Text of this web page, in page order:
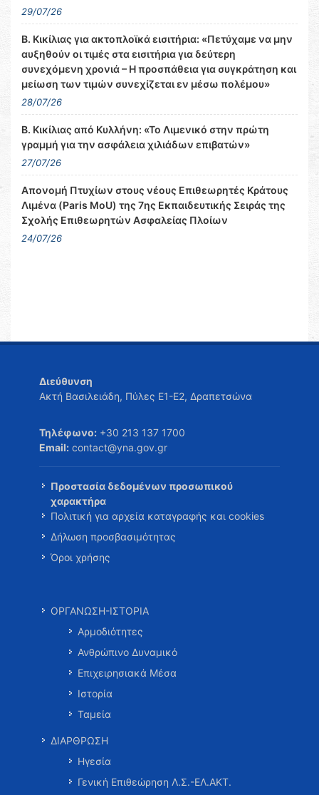
29/07/26
Β. Κικίλιας για ακτοπλοϊκά εισιτήρια: «Πετύχαμε να μην
αυξηθούν οι τιμές στα εισιτήρια για δεύτερη
συνεχόμενη χρονιά – Η προσπάθεια για συγκράτηση και
μείωση των τιμών συνεχίζεται εν μέσω πολέμου»
28/07/26
Β. Κικίλιας από Κυλλήνη: «Το Λιμενικό στην πρώτη
γραμμή για την ασφάλεια χιλιάδων επιβατών»
27/07/26
Απονομή Πτυχίων στους νέους Επιθεωρητές Κράτους
Λιμένα (Paris MoU) της 7ης Εκπαιδευτικής Σειράς της
Σχολής Επιθεωρητών Ασφαλείας Πλοίων
24/07/26
Διεύθυνση
Ακτή Βασιλειάδη, Πύλες Ε1-Ε2, Δραπετσώνα
Τηλέφωνο: +30 213 137 1700
Email: contact@yna.gov.gr
Προστασία δεδομένων προσωπικού
χαρακτήρα
Πολιτική για αρχεία καταγραφής και cookies
Δήλωση προσβασιμότητας
Όροι χρήσης
ΟΡΓΑΝΩΣΗ-ΙΣΤΟΡΙΑ
Αρμοδιότητες
Ανθρώπινο Δυναμικό
Επιχειρησιακά Μέσα
Ιστορία
Ταμεία
ΔΙΑΡΘΡΩΣΗ
Ηγεσία
Γενική Επιθεώρηση Λ.Σ.-ΕΛ.ΑΚΤ.